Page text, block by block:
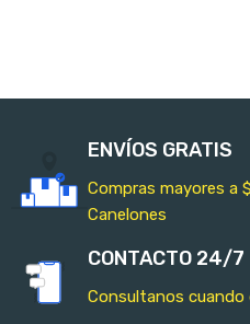
ENVÍOS GRATIS
Compras mayores a
Canelones
CONTACTO 24/7
Consultanos cuando